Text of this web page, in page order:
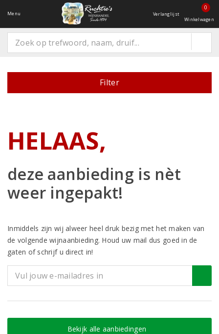
Menu Verlanglijst
0
Winkelwagen
Filter
HELAAS,
deze aanbieding is nèt
weer ingepakt!
Inmiddels zijn wij alweer heel druk bezig met het maken van
de volgende wijnaanbieding. Houd uw mail dus goed in de
gaten of schrijf u direct in!
Bekijk alle aanbiedingen